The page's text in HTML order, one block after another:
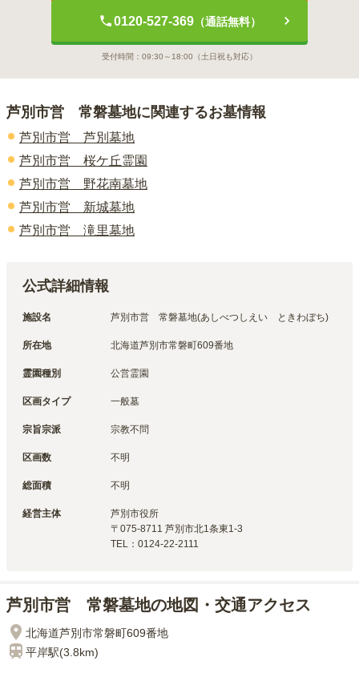
0120-527-369（通話無料）
受付時間： 09:30～18:00 （土日祝も対応）
芦別市営 常磐墓地に関連するお墓情報
芦別市営 芦別墓地
芦別市営 桜ケ丘霊園
芦別市営 野花南墓地
芦別市営 新城墓地
芦別市営 滝里墓地
公式詳細情報
施設名 芦別市営　常磐墓地(あしべつしえい　ときわぼち)
所在地 北海道芦別市常磐町609番地
霊園種別 公営霊園
区画タイプ 一般墓
宗旨宗派 宗教不問
区画数 不明
総面積 不明
経営主体 芦別市役所
〒 075-8711 芦別市北1条東1-3
TEL： 0124-22-2111
芦別市営 常磐墓地の地図・交通アクセス
北海道芦別市常磐町609番地
平岸駅(3.8km)